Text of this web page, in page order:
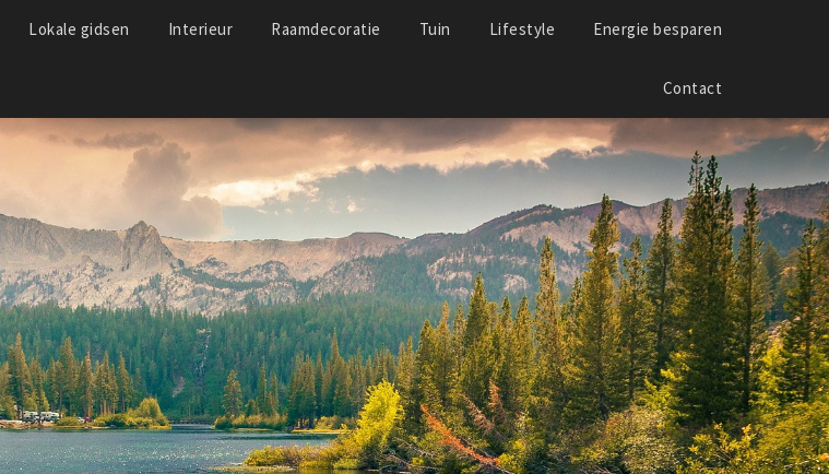
Lokale gidsen Interieur Raamdecoratie Tuin Lifestyle Energie besparen
Contact